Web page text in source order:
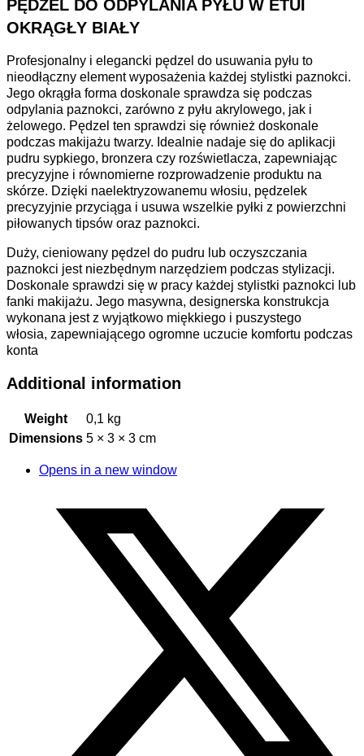
PĘDZEL DO ODPYLANIA PYŁU W ETUI
OKRĄGŁY BIAŁY
Profesjonalny i elegancki pędzel do usuwania pyłu to
nieodłączny element wyposażenia każdej stylistki paznokci.
Jego okrągła forma doskonale sprawdza się podczas
odpylania paznokci, zarówno z pyłu akrylowego, jak i
żelowego. Pędzel ten sprawdzi się również doskonale
podczas makijażu twarzy. Idealnie nadaje się do aplikacji
pudru sypkiego, bronzera czy rozświetlacza, zapewniając
precyzyjne i równomierne rozprowadzenie produktu na
skórze. Dzięki naelektryzowanemu włosiu, pędzelek
precyzyjnie przyciąga i usuwa wszelkie pyłki z powierzchni
piłowanych tipsów oraz paznokci.
Duży, cieniowany pędzel do pudru lub oczyszczania
paznokci jest niezbędnym narzędziem podczas stylizacji.
Doskonale sprawdzi się w pracy każdej stylistki paznokci lub
fanki makijażu. Jego masywna, designerska konstrukcja
wykonana jest z wyjątkowo miękkiego i puszystego
włosia, zapewniającego ogromne uczucie komfortu podczas
konta
Additional information
Weight
0,1 kg
Dimensions 5 × 3 × 3 cm
Opens in a new window